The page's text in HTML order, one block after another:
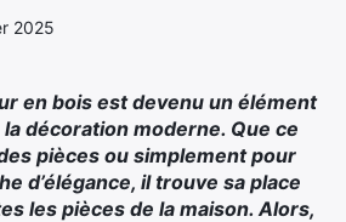
2025
en bois est devenu un élément
décoration moderne. Que ce
pièces ou simplement pour
d’élégance, il trouve sa place
les pièces de la maison. Alors,